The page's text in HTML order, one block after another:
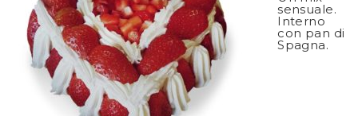
sensuale.
Interno
con pan di
Spagna.